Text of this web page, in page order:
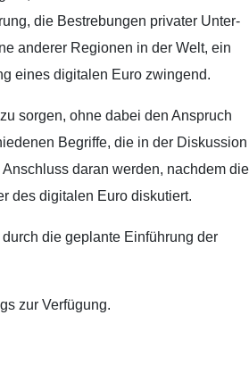
die Bestre­bun­gen pri­va­ter Unter­
ande­rer Regio­nen in der Welt, ein
eines digi­ta­len Euro zwingend.
sor­gen, ohne dabei den Anspruch
Begrif­fe, die in der Dis­kus­si­on
dar­an wer­den, nach­dem die
des digi­ta­len Euro diskutiert.
die geplan­te Ein­füh­rung der
zur Verfügung.